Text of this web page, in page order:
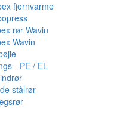
fjernvarme
rør Wavin
Wavin
- PE / EL
stålrør